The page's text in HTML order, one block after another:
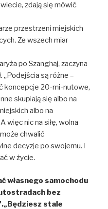
zdają się mówić
przestrzeni miejskich
Ze wszech miar
po Szanghaj, zaczyna
„Podejścia są różne –
koncepcje 20-mi-nutowe,
skupiają się albo na
albo na
więc nic na siłę, wolna
chwalić
decyzje po swojemu. I
w życie.
własnego samochodu
bez
stale